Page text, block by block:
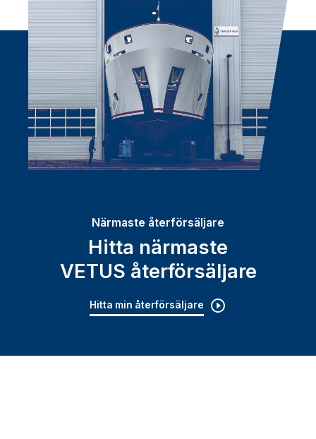
Närmaste återförsäljare
Hitta närmaste
VETUS återförsäljare
Hitta min återförsäljare